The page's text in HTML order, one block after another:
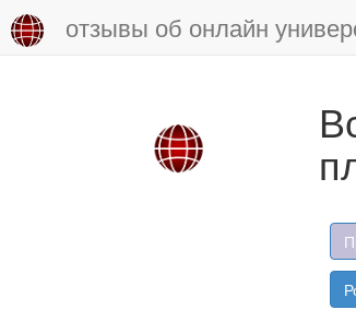
отзывы об онлайн